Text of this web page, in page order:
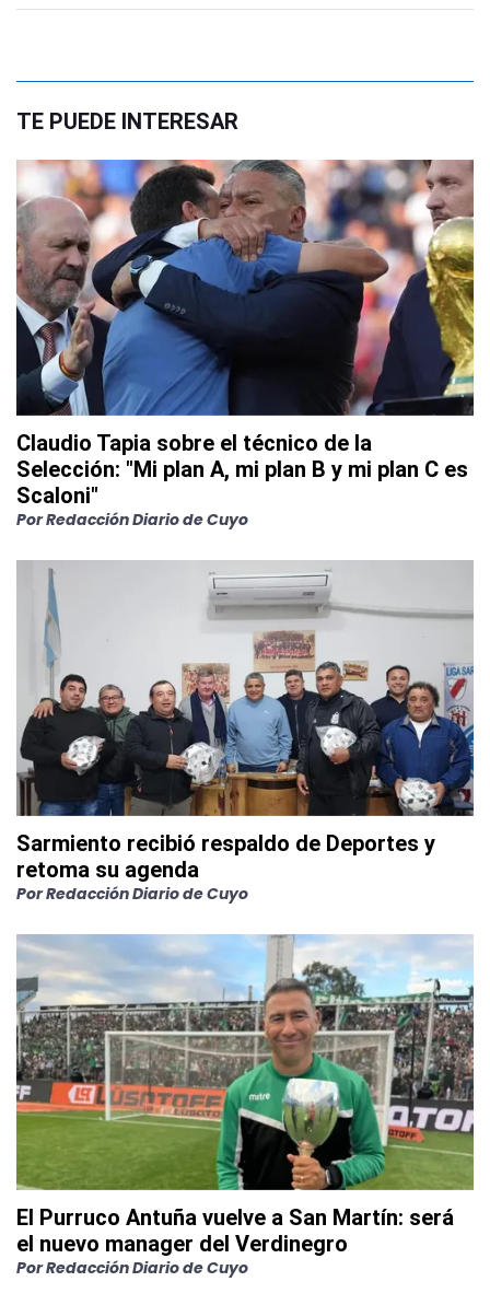
TE PUEDE INTERESAR
Claudio Tapia sobre el técnico de la
Selección: "Mi plan A, mi plan B y mi plan C es
Scaloni"
PorRedacción Diario de Cuyo
Sarmiento recibió respaldo de Deportes y
retoma su agenda
PorRedacción Diario de Cuyo
El Purruco Antuña vuelve a San Martín: será
el nuevo manager del Verdinegro
PorRedacción Diario de Cuyo